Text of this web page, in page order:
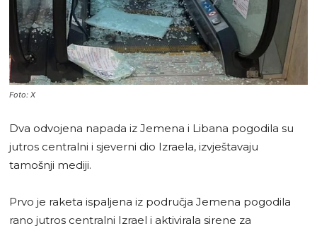
Foto: X
Dva odvojena napada iz Jemena i Libana pogodila su
jutros centralni i sjeverni dio Izraela, izvještavaju
tamošnji mediji.
Prvo je raketa ispaljena iz područja Jemena pogodila
rano jutros centralni Izrael i aktivirala sirene za